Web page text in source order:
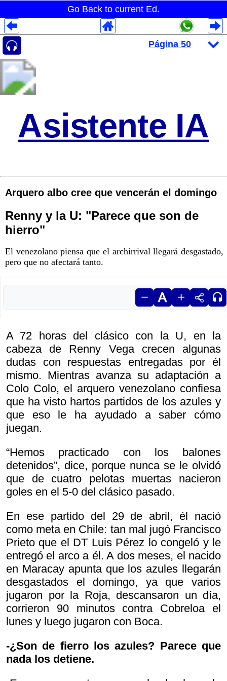
Go Back to current Ed.
Asistente IA
Arquero albo cree que vencerán el domingo
Renny y la U: "Parece que son de
hierro"
El venezolano piensa que el archirrival llegará desgastado,
pero que no afectará tanto.
A 72 horas del clásico con la U, en la
cabeza de Renny Vega crecen algunas
dudas con respuestas entregadas por él
mismo. Mientras avanza su adaptación a
Colo Colo, el arquero venezolano confiesa
que ha visto hartos partidos de los azules y
que eso le ha ayudado a saber cómo
juegan.
“Hemos practicado con los balones
detenidos”, dice, porque nunca se le olvidó
que de cuatro pelotas muertas nacieron
goles en el 5-0 del clásico pasado.
En ese partido del 29 de abril, él nació
como meta en Chile: tan mal jugó Francisco
Prieto que el DT Luis Pérez lo congeló y le
entregó el arco a él. A dos meses, el nacido
en Maracay apunta que los azules llegarán
desgastados el domingo, ya que varios
jugaron por la Roja, descansaron un día,
corrieron 90 minutos contra Cobreloa el
lunes y luego jugaron con Boca.
-¿Son de fierro los azules? Parece que
nada los detiene.
Despliegues Analytics
Despliegues Totales
Despliegues por Rubros